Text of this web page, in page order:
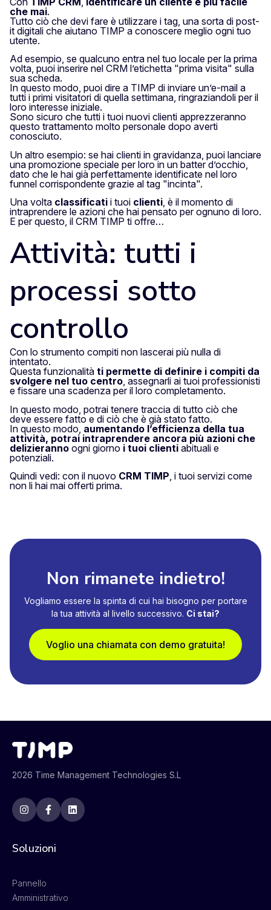
che mai.
Tutto ciò che devi fare è utilizzare i tag, una sorta di post-
it digitali che aiutano TIMP a conoscere meglio ogni tuo
utente.
Ad esempio, se qualcuno entra nel tuo locale per la prima
volta, puoi inserire nel CRM l’etichetta "prima visita" sulla
sua scheda.
In questo modo, puoi dire a TIMP di inviare un’e-mail a
tutti i primi visitatori di quella settimana, ringraziandoli per il
loro interesse iniziale.
Sono sicuro che tutti i tuoi nuovi clienti apprezzeranno
questo trattamento molto personale dopo averti
conosciuto.
Un altro esempio: se hai clienti in gravidanza, puoi lanciare
una promozione speciale per loro in un batter d’occhio,
dato che le hai già perfettamente identificate nel loro
funnel corrispondente grazie al tag "incinta".
Una volta classificati i tuoi clienti, è il momento di
intraprendere le azioni che hai pensato per ognuno di loro.
E per questo, il CRM TIMP ti offre…
Attività: tutti i
processi sotto
controllo
Con lo strumento compiti non lascerai più nulla di
intentato.
Questa funzionalità ti permette di definire i compiti da
svolgere nel tuo centro, assegnarli ai tuoi professionisti
e fissare una scadenza per il loro completamento.
In questo modo, potrai tenere traccia di tutto ciò che
deve essere fatto e di ciò che è già stato fatto.
In questo modo, aumentando l’efficienza della tua
attività, potrai intraprendere ancora più azioni che
delizieranno ogni giorno i tuoi clienti abituali e
potenziali.
Quindi vedi: con il nuovo CRM TIMP, i tuoi servizi come
non li hai mai offerti prima.
Non rimanete indietro!
Vogliamo essere la spinta di cui hai bisogno per portare
la tua attività al livello successivo. Ci stai?
Voglio una chiamata con demo gratuita!
2026 Time Management Technologies S.L
Soluzioni
Pannello
Amministrativo